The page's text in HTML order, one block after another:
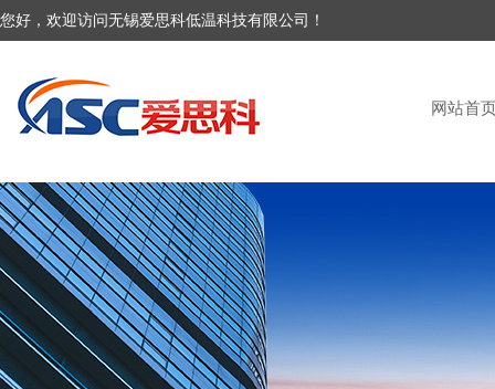
您好，欢迎访问无锡爱思科低温科技有限公司！
网站首